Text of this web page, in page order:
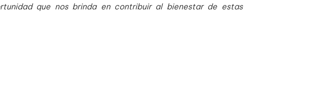
que nos brinda en contribuir al bienestar de estas